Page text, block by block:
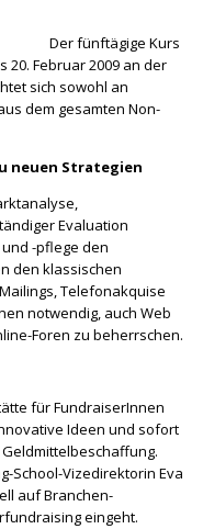
Der fünftägige Kurs
Februar 2009 an der
sich sowohl an
dem gesamten Non-
neuen Strategien
Evaluation
-pflege den
den klassischen
Telefonakquise
notwendig, auch Web
Foren zu beherrschen.
für FundraiserInnen
Ideen und sofort
School-Vizedirektorin Eva
auf Branchen-
eingeht.